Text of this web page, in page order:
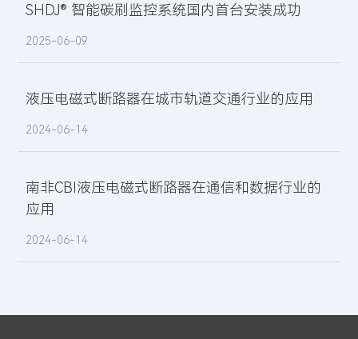
SHDJ® 智能碳刷监控系统国内首台安装成功
2025-06-09
液压电磁式断路器在城市轨道交通行业的应用
2024-06-14
南非CBI液压电磁式断路器在通信和数据行业的
应用
2024-06-14